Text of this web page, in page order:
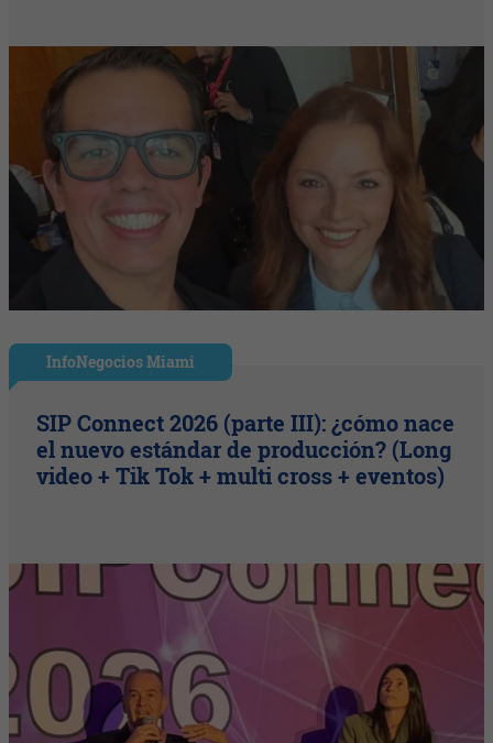
InfoNegocios Miami
SIP Connect 2026 (parte III): ¿cómo nace
el nuevo estándar de producción? (Long
video + Tik Tok + multi cross + eventos)